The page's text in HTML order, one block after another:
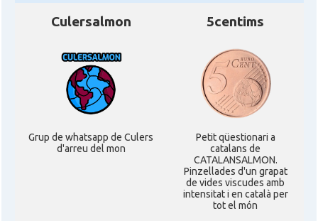
Culersalmon
Grup de whatsapp de Culers
d'arreu del mon
5centims
Petit qüestionari a
catalans de
CATALANSALMON.
Pinzellades d'un grapat
de vides viscudes amb
intensitat i en català per
tot el món